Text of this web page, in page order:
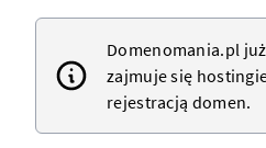
Domenomania.pl
zajmuje się
rejestracją domen.